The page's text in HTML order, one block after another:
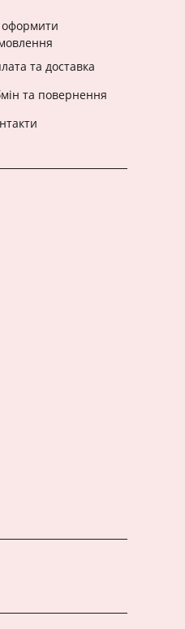
оформити
та доставка
та повернення